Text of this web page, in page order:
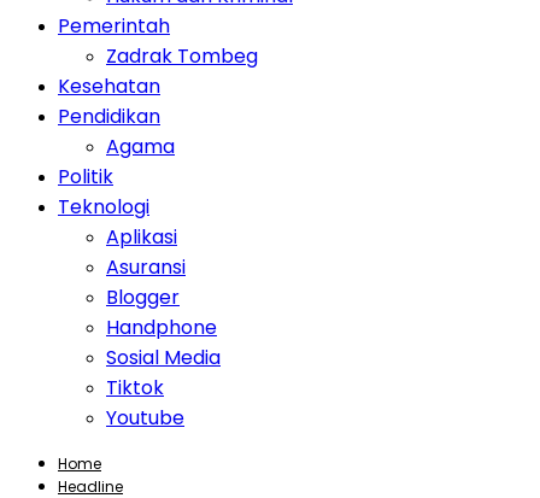
Pemerintah
Zadrak Tombeg
Kesehatan
Pendidikan
Agama
Politik
Teknologi
Aplikasi
Asuransi
Blogger
Handphone
Sosial Media
Tiktok
Youtube
Home
Headline